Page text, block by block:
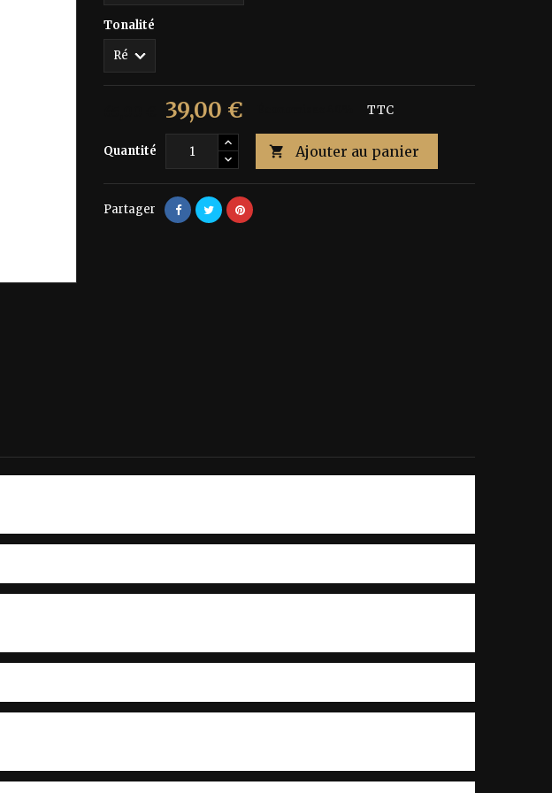
Tonalité
39,00 € TTC
Quantité  Ajouter au panier
Partager